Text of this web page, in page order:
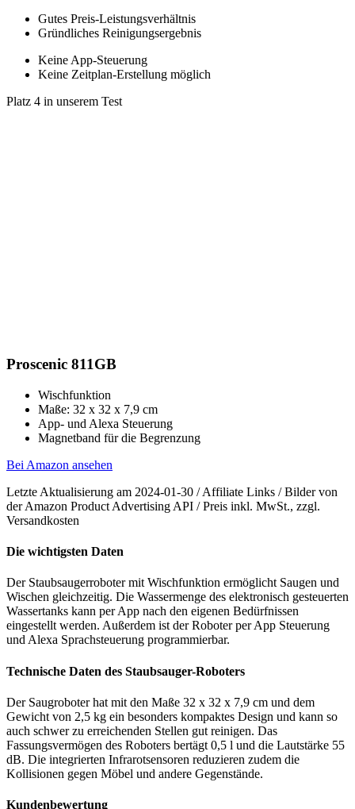
Gutes Preis-Leistungsverhältnis
Gründliches Reinigungsergebnis
Keine App-Steuerung
Keine Zeitplan-Erstellung möglich
Platz 4 in unserem Test
Proscenic 811GB
Wischfunktion
Maße: 32 x 32 x 7,9 cm
App- und Alexa Steuerung
Magnetband für die Begrenzung
Bei Amazon ansehen
Letzte Aktualisierung am 2024-01-30 / Affiliate Links / Bilder von
der Amazon Product Advertising API / Preis inkl. MwSt., zzgl.
Versandkosten
Die wichtigsten Daten
Der Staubsaugerroboter mit Wischfunktion ermöglicht Saugen und
Wischen gleichzeitig. Die Wassermenge des elektronisch gesteuerten
Wassertanks kann per App nach den eigenen Bedürfnissen
eingestellt werden. Außerdem ist der Roboter per App Steuerung
und Alexa Sprachsteuerung programmierbar.
Technische Daten des Staubsauger-Roboters
Der Saugroboter hat mit den Maße 32 x 32 x 7,9 cm und dem
Gewicht von 2,5 kg ein besonders kompaktes Design und kann so
auch schwer zu erreichenden Stellen gut reinigen. Das
Fassungsvermögen des Roboters bertägt 0,5 l und die Lautstärke 55
dB. Die integrierten Infrarotsensoren reduzieren zudem die
Kollisionen gegen Möbel und andere Gegenstände.
Kundenbewertung